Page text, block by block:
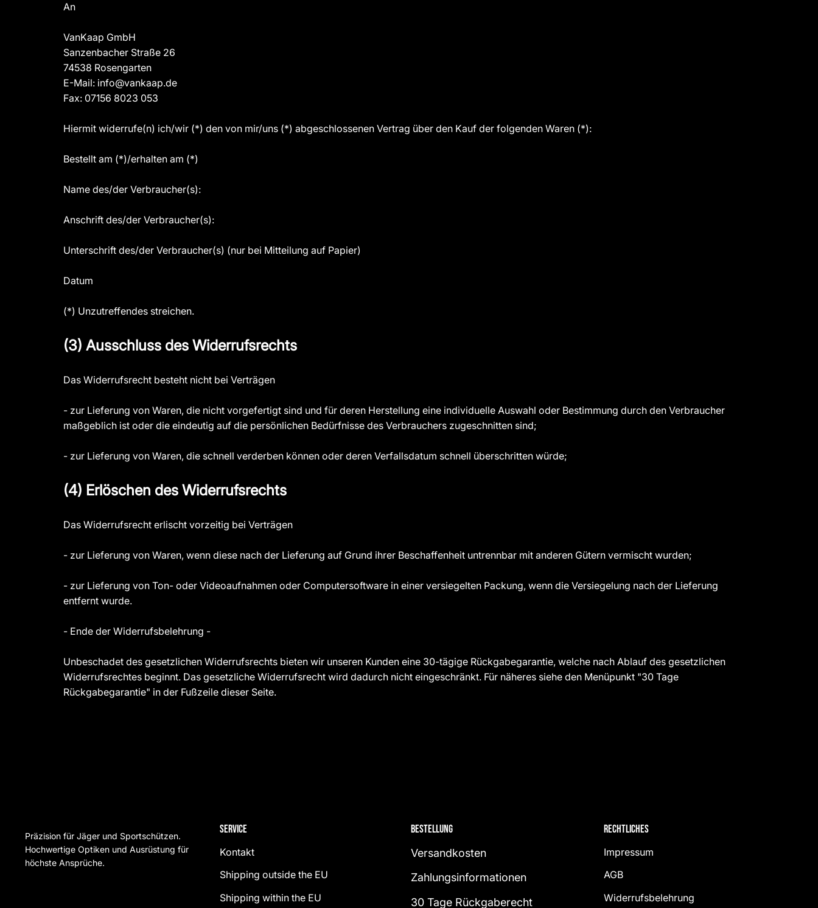
An
VanKaap GmbH
Sanzenbacher Straße 26
74538 Rosengarten
E-Mail: info@vankaap.de
Fax: 07156 8023 053
Hiermit widerrufe(n) ich/wir (*) den von mir/uns (*) abgeschlossenen Vertrag über den Kauf der folgenden Waren (*):
Bestellt am (*)/erhalten am (*)
Name des/der Verbraucher(s):
Anschrift des/der Verbraucher(s):
Unterschrift des/der Verbraucher(s) (nur bei Mitteilung auf Papier)
Datum
(*) Unzutreffendes streichen.
(3) Ausschluss des Widerrufsrechts
Das Widerrufsrecht besteht nicht bei Verträgen
- zur Lieferung von Waren, die nicht vorgefertigt sind und für deren Herstellung eine individuelle Auswahl oder Bestimmung durch den Verbraucher
maßgeblich ist oder die eindeutig auf die persönlichen Bedürfnisse des Verbrauchers zugeschnitten sind;
- zur Lieferung von Waren, die schnell verderben können oder deren Verfallsdatum schnell überschritten würde;
(4) Erlöschen des Widerrufsrechts
Das Widerrufsrecht erlischt vorzeitig bei Verträgen
- zur Lieferung von Waren, wenn diese nach der Lieferung auf Grund ihrer Beschaffenheit untrennbar mit anderen Gütern vermischt wurden;
- zur Lieferung von Ton- oder Videoaufnahmen oder Computersoftware in einer versiegelten Packung, wenn die Versiegelung nach der Lieferung
entfernt wurde.
- Ende der Widerrufsbelehrung -
Unbeschadet des gesetzlichen Widerrufsrechts bieten wir unseren Kunden eine 30-tägige Rückgabegarantie, welche nach Ablauf des gesetzlichen
Widerrufsrechtes beginnt. Das gesetzliche Widerrufsrecht wird dadurch nicht eingeschränkt. Für näheres siehe den Menüpunkt "30 Tage
Rückgabegarantie" in der Fußzeile dieser Seite.
Präzision für Jäger und Sportschützen.
Hochwertige Optiken und Ausrüstung für
höchste Ansprüche.
Service
Kontakt
Shipping outside the EU
Shipping within the EU
Bestellung
Versandkosten
Zahlungsinformationen
30 Tage Rückgaberecht
Rechtliches
Impressum
AGB
Widerrufsbelehrung